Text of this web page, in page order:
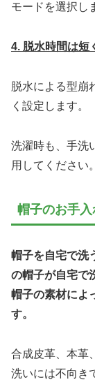
モードを選択し
4. 脱水時間は短
脱水による型崩
く設定します。
洗濯時も、手洗
用してください。
帽子のお手
帽子を自宅で洗
の帽子が自宅で
帽子の素材によ
す。
合成皮革、本革
洗いには不向き